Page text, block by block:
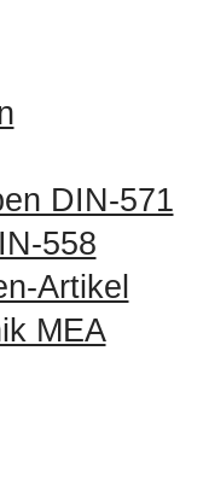
DIN-571
558
Artikel
MEA